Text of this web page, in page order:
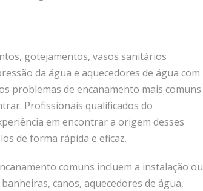
gotejamentos, vasos sanitários
da água e aquecedores de água com
problemas de encanamento mais comuns
Profissionais qualificados do
em encontrar a origem desses
de forma rápida e eficaz.
comuns incluem a instalação ou
canos, aquecedores de água,